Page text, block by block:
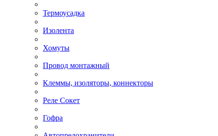
Термоусадка
Изолента
Хомуты
Провод монтажный
Клеммы, изоляторы, коннекторы
Реле Сокет
Гофра